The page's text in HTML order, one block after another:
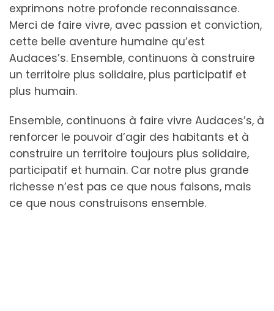
exprimons notre profonde reconnaissance.
Merci de faire vivre, avec passion et conviction,
cette belle aventure humaine qu’est
Audaces’s. Ensemble, continuons à construire
un territoire plus solidaire, plus participatif et
plus humain.
Ensemble, continuons à faire vivre Audaces’s, à
renforcer le pouvoir d’agir des habitants et à
construire un territoire toujours plus solidaire,
participatif et humain. Car notre plus grande
richesse n’est pas ce que nous faisons, mais
ce que nous construisons ensemble.